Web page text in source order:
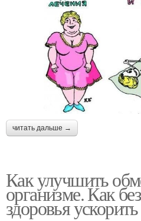
читать дальше →
Как улучшить
организме. Как
здоровья